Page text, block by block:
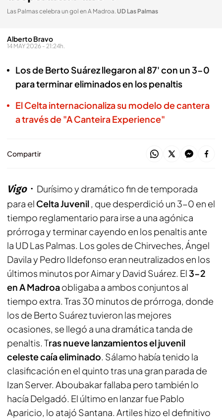
Las Palmas celebra un gol en A Madroa. UD Las Palmas
Alberto Bravo
14 MAY 2026 - 21:24h.
Los de Berto Suárez llegaron al 87' con un 3-0
para terminar eliminados en los penaltis
El Celta internacionaliza su modelo de cantera
a través de "A Canteira Experience"
Compartir
Vigo
Durísimo y dramático fin de temporada
para el Celta Juvenil, que desperdició un 3-0 en el
tiempo reglamentario para irse a una agónica
prórroga y terminar cayendo en los penaltis ante
la UD Las Palmas. Los goles de Chirveches, Ángel
Davila y Pedro Ildefonso eran neutralizados en los
últimos minutos por Aimar y David Suárez. El3-2
en A Madroaobligaba a ambos conjuntos al
tiempo extra. Tras 30 minutos de prórroga, donde
los de Berto Suárez tuvieron las mejores
ocasiones, se llegó a una dramática tanda de
penaltis. Tras nueve lanzamientos el juvenil
celeste caía eliminado. Sálamo había tenido la
clasificación en el quinto tras una gran parada de
Izan Server. Aboubakar fallaba pero también lo
hacía Delgadó. El último en lanzar fue Pablo
Aparicio, lo atajó Santana. Artiles hizo el definitivo